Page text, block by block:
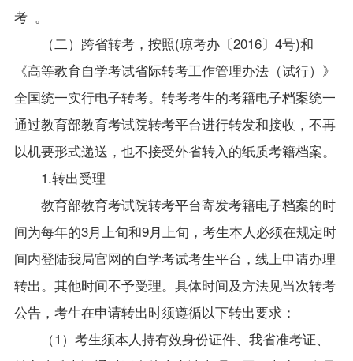
考 。
（二）跨省转考，按照(琼考办〔2016〕4号)和
《高等教育自学考试省际转考工作管理办法（试行）》
全国统一实行电子转考。转考考生的考籍电子档案统一
通过教育部教育考试院转考平台进行转发和接收，不再
以机要形式递送，也不接受外省转入的纸质考籍档案。
1.转出受理
教育部教育考试院转考平台寄发考籍电子档案的时
间为每年的3月上旬和9月上旬，考生本人必须在规定时
间内登陆我局官网的自学考试考生平台，线上申请办理
转出。其他时间不予受理。具体时间及方法见当次转考
公告，考生在申请转出时须遵循以下转出要求：
（1 ）考生须本人持有效身份证件、我省准考证、